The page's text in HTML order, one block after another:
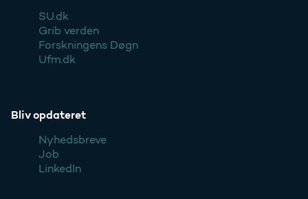
SU.dk
Grib verden
Forskningens Døgn
Ufm.dk
Bliv opdateret
Nyhedsbreve
Job
LinkedIn